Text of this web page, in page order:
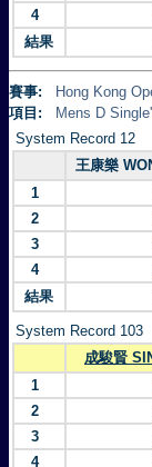
4
結果
賽事:
Hong Kong
項目:
Mens D
System Record 12
王康樂
1
2
3
4
結果
System Record 103
成駿賢
1
2
3
4